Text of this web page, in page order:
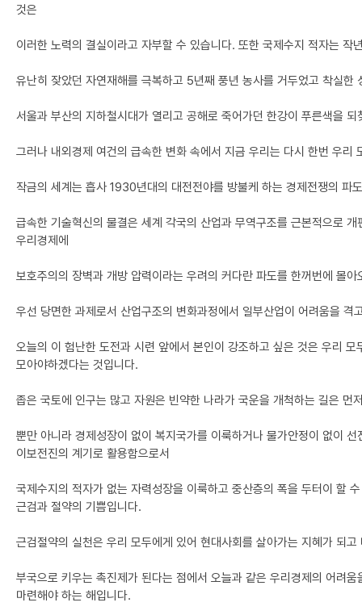
것은
이러한 노력의 결실이라고 자부할 수 있습니다. 또한 국제수지 적자는
유난히 잦았던 자연재해를 극복하고 5년째 풍년 농사를 거두었고 착실
서울과 부산의 지하철시대가 열리고 공해로 죽어가던 한강이 푸른색을
그러나 내외경제 여건의 급속한 변화 속에서 지금 우리는 다시 한번 우
작금의 세계는 흡사 1930년대의 대전전야를 방불케 하는 경제전쟁의 파
급속한 기술혁신의 물결은 세계 각국의 산업과 무역구조를 근본적으로
우리경제에
보호주의의 장벽과 개방 압력이라는 우려의 커다란 파도를 한꺼번에 몰
우선 당면한 과제로서 산업구조의 변화과정에서 일부산업이 어려움을
오늘의 이 험난한 도전과 시련 앞에서 본인이 강조하고 싶은 것은 우리
모아야하겠다는 것입니다.
좁은 국토에 인구는 많고 자원은 빈약한 나라가 국운을 개척하는 길은
뿐만 아니라 경제성장이 없이 복지국가를 이룩하거나 물가안정이 없이
이보전진의 계기로 활용함으로서
국제수지의 적자가 없는 자력성장을 이룩하고 중산층의 폭을 두터이 할
근검과 절약의 기쁨입니다.
근검절약의 실천은 우리 모두에게 있어 현대사회를 살아가는 지혜가 되
부국으로 키우는 촉진제가 된다는 점에서 오늘과 같은 우리경제의 어려
마련해야 하는 해입니다.